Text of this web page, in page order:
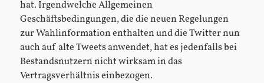
hat. Irgendwelche Allgemeinen
Geschäftsbedingungen, die die neuen Regelungen
zur Wahlinformation enthalten und die Twitter nun
auch auf alte Tweets anwendet, hat es jedenfalls bei
Bestandsnutzern nicht wirksam in das
Vertragsverhältnis einbezogen.